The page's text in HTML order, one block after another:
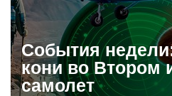
События
кони во Втором
самолет